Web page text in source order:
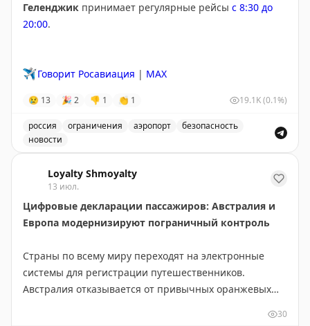
Геленджик принимает регулярные рейсы с 8:30 до
20:00.
✈️ Говорит Росавиация | MAX
😢 13 🎉 2 👎 1 👏 1 19.1K(0.1%)
россия ограничения аэропорт
безопасность
новости
Loyalty Shmoyalty
13 июл.
Цифровые декларации пассажиров: Австралия и
Европа модернизируют пограничный контроль
Страны по всему миру переходят на электронные
системы для регистрации путешественников.
Австралия отказывается от привычных оранжевых
платформы Australia Travel Declaration. Новая система
30